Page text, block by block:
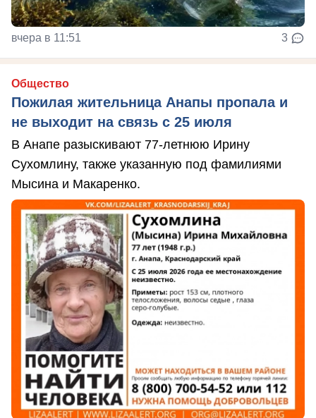
вчера в 11:51 3
Общество
Пожилая жительница Анапы пропала и
не выходит на связь с 25 июля
В Анапе разыскивают 77-летнюю Ирину
Сухомлину, также указанную под фамилиями
Мысина и Макаренко.